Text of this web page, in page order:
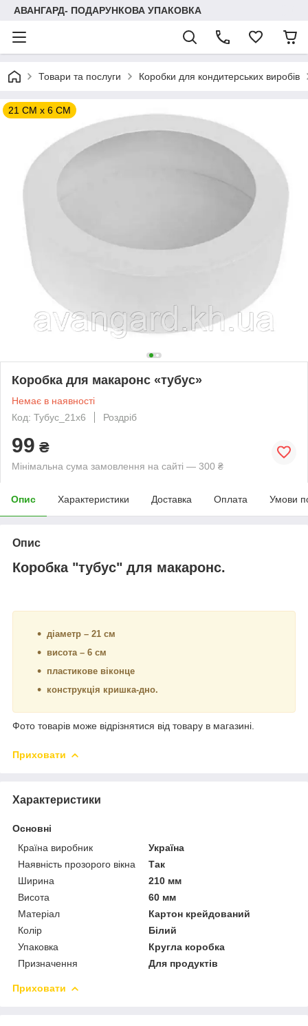
АВАНГАРД- ПОДАРУНКОВА УПАКОВКА
Товари та послуги Коробки для кондитерських виробів
21 СМ х 6 СМ
Коробка для макаронс «тубус»
Немає в наявності
Код: Тубус_21х6
Роздріб
99 ₴
Мінімальна сума замовлення на сайті — 300 ₴
Опис Характеристики Доставка Оплата Умови
Опис
Коробка "тубус" для макаронс.
діаметр – 21 см
висота – 6 см
пластикове віконце
конструкція кришка-дно.
Фото товарів може відрізнятися від товару в магазині.
Приховати
Характеристики
Основні
Країна виробник
Україна
Наявність прозорого вікна
Так
Ширина
210 мм
Висота
60 мм
Матеріал
Картон крейдований
Колір
Білий
Упаковка
Кругла коробка
Призначення
Для продуктів
Приховати